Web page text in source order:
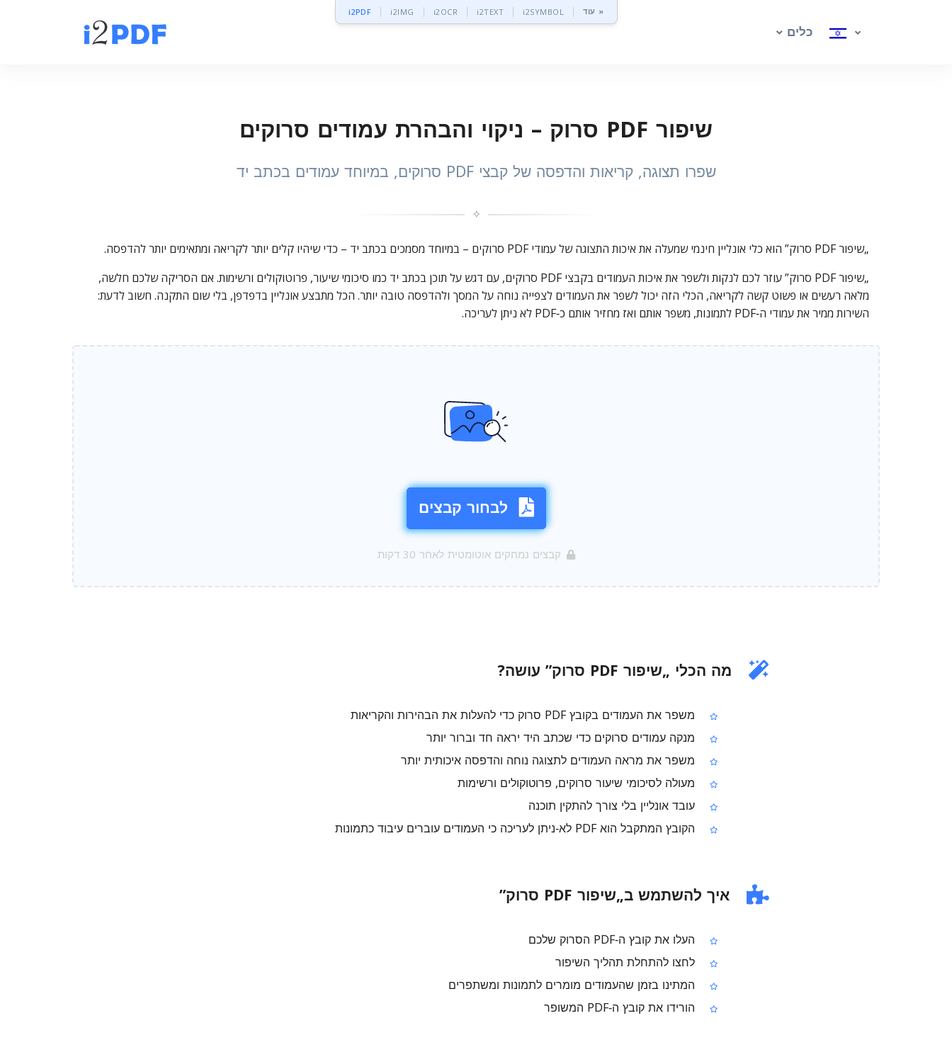
i2PDF i2IMG i2OCR i2TEXT i2SYMBOL עוד »
כלים
שיפור PDF סרוק – ניקוי והבהרת עמודים סרוקים
שפרו תצוגה, קריאות והדפסה של קבצי PDF סרוקים, במיוחד עמודים בכתב יד
✧
„שיפור PDF סרוק” הוא כלי אונליין חינמי שמעלה את איכות התצוגה של עמודי PDF סרוקים – במיוחד מסמכים בכתב יד – כדי שיהיו קלים יותר לקריאה ומתאימים יותר להדפסה.
„שיפור PDF סרוק” עוזר לכם לנקות ולשפר את איכות העמודים בקבצי PDF סרוקים, עם דגש על תוכן בכתב יד כמו סיכומי שיעור, פרוטוקולים ורשימות. אם הסריקה שלכם חלשה,
מלאה רעשים או פשוט קשה לקריאה, הכלי הזה יכול לשפר את העמודים לצפייה נוחה על המסך ולהדפסה טובה יותר. הכל מתבצע אונליין בדפדפן, בלי שום התקנה. חשוב לדעת:
השירות ממיר את עמודי ה‑PDF לתמונות, משפר אותם ואז מחזיר אותם כ‑PDF לא ניתן לעריכה.
לבחור קבצים
קבצים נמחקים אוטומטית לאחר 30 דקות
מה הכלי „שיפור PDF סרוק” עושה?
משפר את העמודים בקובץ PDF סרוק כדי להעלות את הבהירות והקריאות
מנקה עמודים סרוקים כדי שכתב היד יראה חד וברור יותר
משפר את מראה העמודים לתצוגה נוחה והדפסה איכותית יותר
מעולה לסיכומי שיעור סרוקים, פרוטוקולים ורשימות
עובד אונליין בלי צורך להתקין תוכנה
הקובץ המתקבל הוא PDF לא‑ניתן לעריכה כי העמודים עוברים עיבוד כתמונות
איך להשתמש ב„שיפור PDF סרוק”
העלו את קובץ ה‑PDF הסרוק שלכם
לחצו להתחלת תהליך השיפור
המתינו בזמן שהעמודים מומרים לתמונות ומשתפרים
הורידו את קובץ ה‑PDF המשופר